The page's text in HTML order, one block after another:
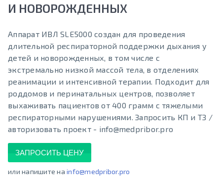
И НОВОРОЖДЕННЫХ
Аппарат ИВЛ SLE5000 создан для проведения
длительной респираторной поддержки дыхания у
детей и новорожденных, в том числе с
экстремально низкой массой тела, в отделениях
реанимации и интенсивной терапии. Подходит для
роддомов и перинатальных центров, позволяет
выхаживать пациентов от 400 грамм с тяжелыми
респираторными нарушениями. Запросить КП и ТЗ /
авторизовать проект - info@medpribor.pro
ЗАПРОСИТЬ ЦЕНУ
или напишите на info@medpribor.pro